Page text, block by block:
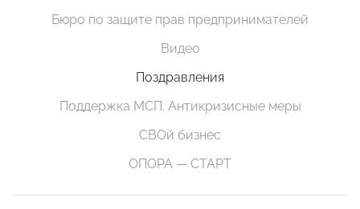
Бюро по защите прав предпринимателей
Видео
Поздравления
Поддержка МСП. Антикризисные меры
СВОй бизнес
ОПОРА — СТАРТ